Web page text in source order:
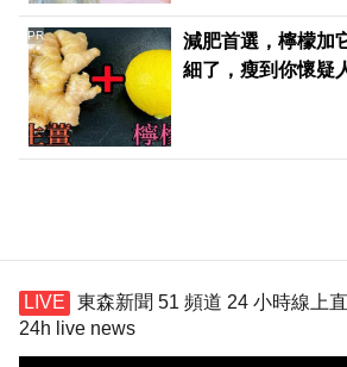
減肥首選，檸檬加
細了，瘦到你懷疑
PR
東森新聞 51 頻道 24 小時線上
24h live news